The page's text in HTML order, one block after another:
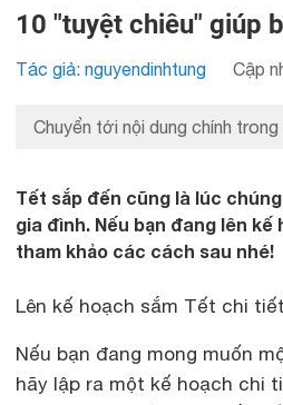
10 "tuyệt chiêu" giúp
Tác giả: nguyendinhtung Cập
Chuyển tới nội dung chính
Tết sắp đến cũng là lúc
gia đình. Nếu bạn đang lên
tham khảo các cách sau nhé!
Lên kế hoạch sắm Tết chi
Nếu bạn đang mong muốn
hãy lập ra một kế hoạch chi